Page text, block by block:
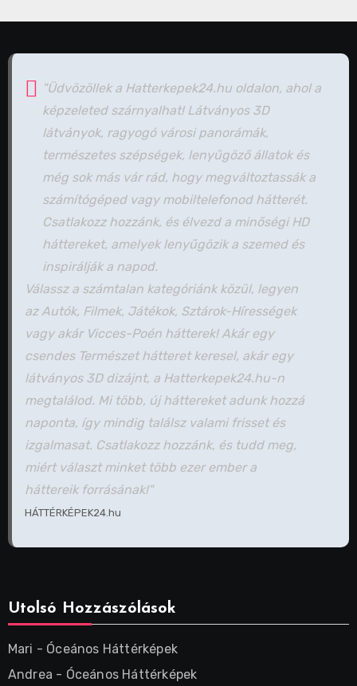
"Üdvözöllek a Hatterkepek24.hu oldalon, ahol a
képzeleted szárnyalhat! Látványos 3D
látványok, ragyogó városi panorámák,
természetes szépségek, lenyűgöző állatok és
még sok más vár rád, hogy megváltoztassák a
számítógéped vagy mobiltelefonod hátterét.
Csatlakozz hozzánk, és élvezd a minőségi HD
háttereket, amelyek lenyűgözik a szemed és
inspirálják a napod.
Válassz a számtalan kategóriánk közül, legyen
az Autók, Filmek, Játékok, Sztárok-Hírességek
vagy akár Vicces-Poén hátterek! Akár egy
csendes Természet hátteret keresel, akár egy
látványos 3D dizájnt, a Hatterkepek24.hu-n
megtalálod. Mi több, új háttereket adunk hozzá
naponta, így mindig találsz valami frisset és
izgalmasat. Csatlakozz hozzánk, és tudd meg,
miért választ minket több ezer ember a
háttereik forrásának!"
HÁTTÉRKÉPEK24.hu
Utolsó Hozzászólások
Mari - Óceános Háttérképek
Andrea - Óceános Háttérképek